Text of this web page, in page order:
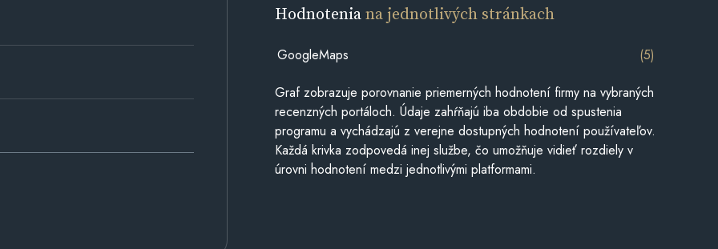
Hodnoteniana jednotlivých stránkach
GoogleMaps (5)
Graf zobrazuje porovnanie priemerných hodnotení firmy na vybraných
recenzných portáloch. Údaje zahŕňajú iba obdobie od spustenia
programu a vychádzajú z verejne dostupných hodnotení používateľov.
Každá krivka zodpovedá inej službe, čo umožňuje vidieť rozdiely v
úrovni hodnotení medzi jednotlivými platformami.